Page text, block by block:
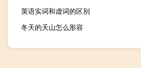
英语实词和虚词的区别
冬天的天山怎么形容